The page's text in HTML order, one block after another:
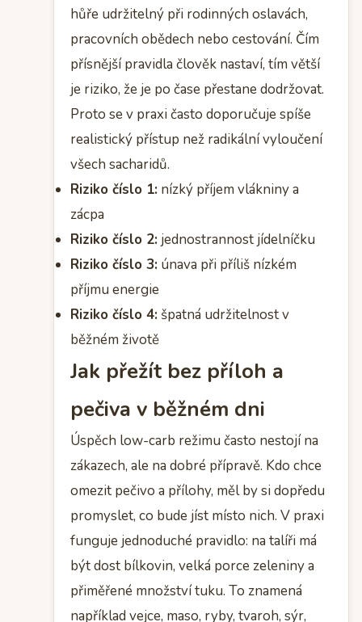
hůře udržitelný při rodinných oslavách,
pracovních obědech nebo cestování. Čím
přísnější pravidla člověk nastaví, tím větší
je riziko, že je po čase přestane dodržovat.
Proto se v praxi často doporučuje spíše
realistický přístup než radikální vyloučení
všech sacharidů.
Riziko číslo 1: nízký příjem vlákniny a
zácpa
Riziko číslo 2: jednostrannost jídelníčku
Riziko číslo 3: únava při příliš nízkém
příjmu energie
Riziko číslo 4: špatná udržitelnost v
běžném životě
Jak přežít bez příloh a
pečiva v běžném dni
Úspěch low-carb režimu často nestojí na
zákazech, ale na dobré přípravě. Kdo chce
omezit pečivo a přílohy, měl by si dopředu
promyslet, co bude jíst místo nich. V praxi
funguje jednoduché pravidlo: na talíři má
být dost bílkovin, velká porce zeleniny a
přiměřené množství tuku. To znamená
například vejce, maso, ryby, tvaroh, sýr,